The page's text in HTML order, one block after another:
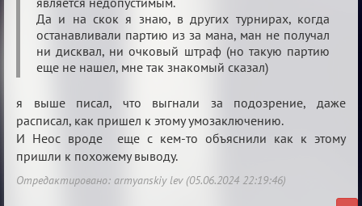
Да и на скок я знаю, в других турнирах, когда
останавливали партию из за мана, ман не получал
ни дисквал, ни очковый штраф (но такую партию
еще не нашел, мне так знакомый сказал)
я выше писал, что выгнали за подозрение, даже
расписал, как пришел к этому умозаключению.
И Неос вроде еще с кем-то объяснили как к этому
пришли к похожему выводу.
Отредактировано: armyanskiy lev (05.06.2024 22:19:46)